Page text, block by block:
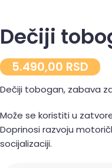
Dečiji
5.490,00 RSD
Dečiji tobogan, zabava
Može se koristiti u
Doprinosi razvoju
socijalizaciji.